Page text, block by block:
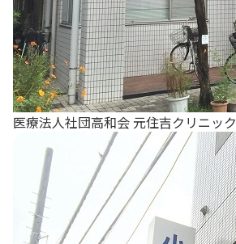
医療法人社団高和会 元住吉クリニック